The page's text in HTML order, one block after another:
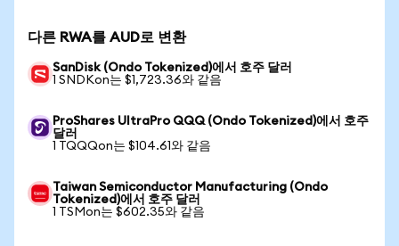
다른 RWA를 AUD로 변환
SanDisk (Ondo Tokenized)에서 호주 달러
1 SNDKon는 $1,723.36와 같음
ProShares UltraPro QQQ (Ondo Tokenized)에서 호주
달러
1 TQQQon는 $104.61와 같음
Taiwan Semiconductor Manufacturing (Ondo
Tokenized)에서 호주 달러
1 TSMon는 $602.35와 같음